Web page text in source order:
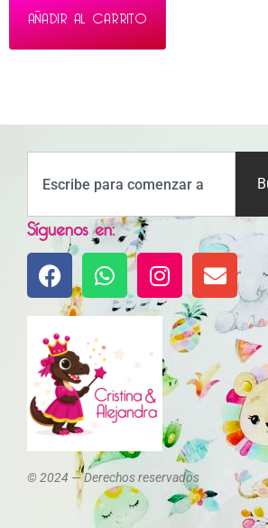
AÑADIR AL CARRITO
Síguenos en:
© 2024 — Derechos reservados